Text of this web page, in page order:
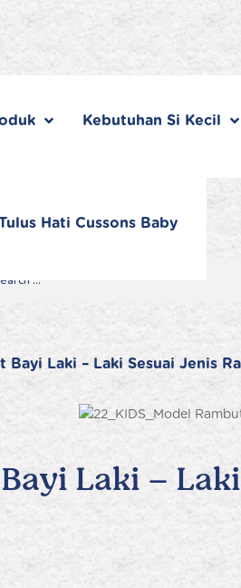
Kebutuhan Si Kecil
Hati Cussons Baby
Bayi Laki – Laki Sesuai Jenis
Laki –